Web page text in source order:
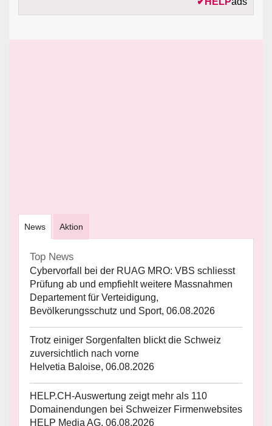
News Aktion
Top News
Cybervorfall bei der RUAG MRO: VBS schliesst
Prüfung ab und empfiehlt weitere Massnahmen
Departement für Verteidigung,
Bevölkerungsschutz und Sport, 06.08.2026
Trotz einiger Sorgenfalten blickt die Schweiz
zuversichtlich nach vorne
Helvetia Baloise, 06.08.2026
HELP.CH-Auswertung zeigt mehr als 110
Domainendungen bei Schweizer Firmenwebsites
HELP Media AG, 06.08.2026